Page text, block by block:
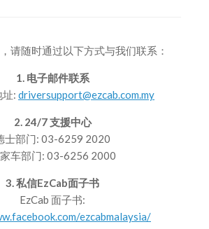
请随时通过以下方式与我们联系：
1. 电子邮件联系
址: driversupport@ezcab.com.my
2. 24/7 支援中心
士部门: 03-6259 2020
车部门: 03-6256 2000
3. 私信EzCab面子书
EzCab 面子书:
ezcabmalaysia/